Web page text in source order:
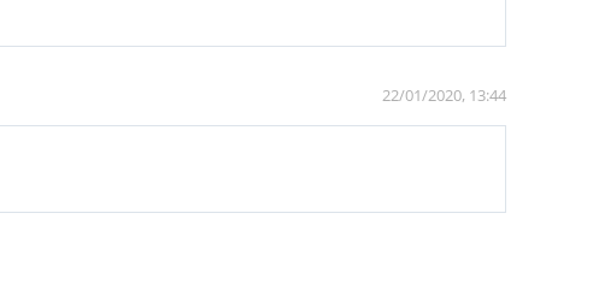
22/01/2020, 13:44